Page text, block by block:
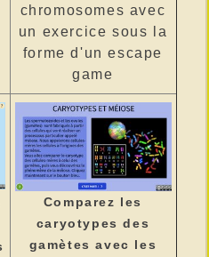
chromosomes avec
un exercice sous la
forme d'un escape
game
Comparez les
caryotypes des
gamètes avec les